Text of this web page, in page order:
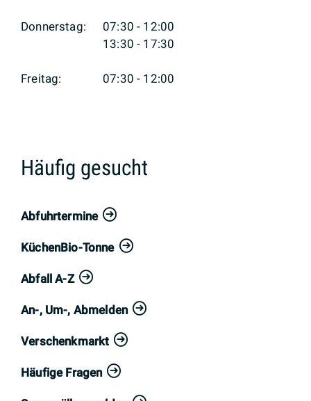
Donnerstag:
07:30 - 12:00
13:30 - 17:30
Freitag: 07:30 - 12:00
Häufig gesucht
Abfuhrtermine
KüchenBio-Tonne
Abfall A-Z
An-, Um-, Abmelden
Verschenkmarkt
Häufige Fragen